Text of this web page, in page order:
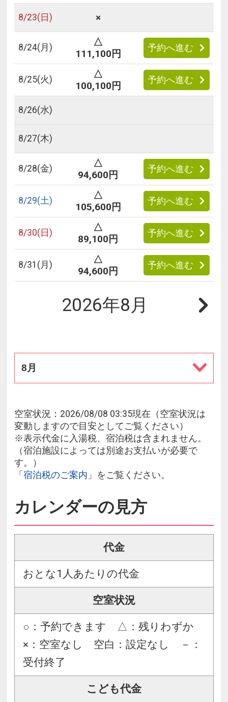
8/23(日) ×
8/24(月)
△
111,100円
予約へ進む
8/25(火)
△
100,100円
予約へ進む
8/26(水)
8/27(木)
8/28(金)
△
94,600円
予約へ進む
8/29(土)
△
105,600円
予約へ進む
8/30(日)
△
89,100円
予約へ進む
8/31 (月)
△
94,600円
予約へ進む
2026年8月
8月
空室状況：2026/08/08 03:35現在（空室状況は
変動しますので目安としてご覧ください）
※表示代金に入湯税、宿泊税は含まれません。
（宿泊施設によっては別途お支払いが必要で
す。）
「 宿泊税のご案内 」をご覧ください。
カレンダーの見方
代金
おとな1人あたりの代金
空室状況
○：予約できます △：残りわずか
×：空室なし 空白：設定なし －：
受付終了
こども代金